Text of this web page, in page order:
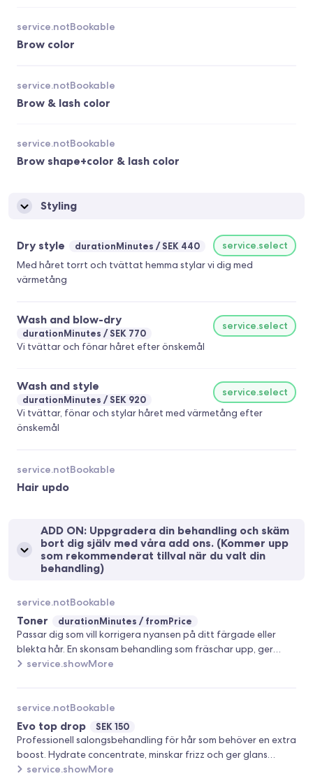
Brow color
service.notBookable
Brow & lash color
service.notBookable
Brow shape+color & lash color
service.notBookable
Styling
Dry style durationMinutes SEK 440
service.select
Med håret torrt och tvättat hemma stylar vi dig med
värmetång
Wash and blow-dry
durationMinutes SEK 770
service.select
Vi tvättar och fönar håret efter önskemål
Wash and style
durationMinutes SEK 920
service.select
Vi tvättar, fönar och stylar håret med värmetång efter
önskemål
Hair updo
service.notBookable
ADD ON: Uppgradera din behandling och skäm
bort dig själv med våra add ons. (Kommer upp
som rekommenderat tillval när du valt din
behandling)
Toner durationMinutes fromPrice
service.notBookable
Passar dig som vill korrigera nyansen på ditt färgade eller
blekta hår. En skonsam behandling som fräschar upp, ger
glans och samtidigt förändrar tonen efter dina önskemål.
service.showMore
Evo top drop SEK 150
service.notBookable
Professionell salongsbehandling för hår som behöver en extra
boost. Hydrate concentrate, minskar frizz och ger glans
Repaire concentrate, reparerar, stärker och ger glans
service.showMore